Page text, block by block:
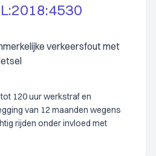
verkeersfout met
120 uur werkstraf en
van 12 maanden wegens
rijden onder invloed met